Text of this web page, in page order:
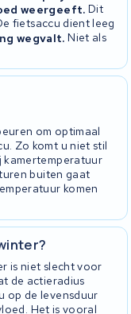
weergeeft. Dit
fietsaccu dient leeg
wegvalt. Niet als
om optimaal
Zo komt u niet stil
kamertemperatuur
buiten gaat
komen
is niet slecht voor
de actieradius
op de levensduur
Het is vooral